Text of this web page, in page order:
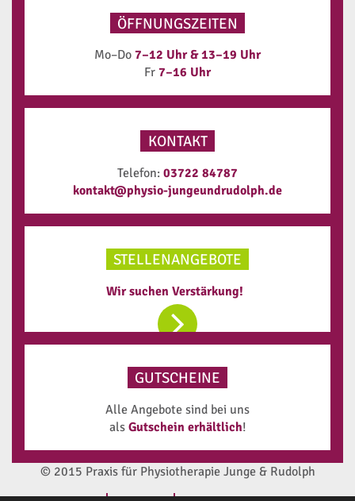
ÖFFNUNGSZEITEN
Mo–Do 7–12 Uhr & 13–19 Uhr
Fr 7–16 Uhr
KONTAKT
Telefon: 03722 84787
kontakt@physio-jungeundrudolph.de
STELLENANGEBOTE
Wir suchen Verstärkung!
GUTSCHEINE
Alle Angebote sind bei uns
als Gutschein erhältlich!
© 2015 Praxis für Physiotherapie Junge & Rudolph